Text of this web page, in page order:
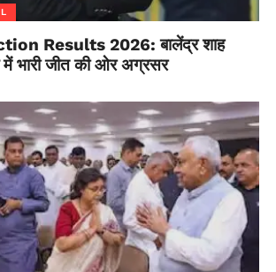
Results 2026: बालेंद्र शाह
में भारी जीत की ओर अग्रसर